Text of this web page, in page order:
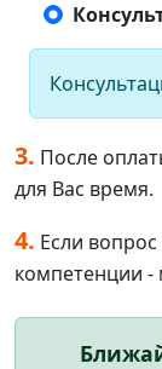
3. После
для Вас время.
4. Если
компетенции